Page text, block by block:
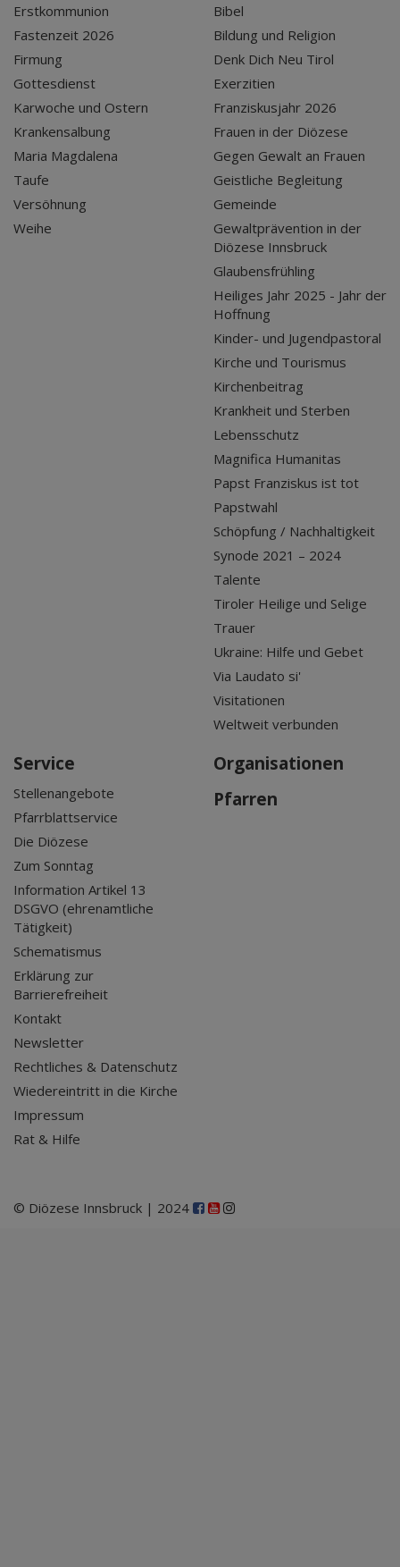
Erstkommunion
Fastenzeit 2026
Firmung
Gottesdienst
Karwoche und Ostern
Krankensalbung
Maria Magdalena
Taufe
Versöhnung
Weihe
Bibel
Bildung und Religion
Denk Dich Neu Tirol
Exerzitien
Franziskusjahr 2026
Frauen in der Diözese
Gegen Gewalt an Frauen
Geistliche Begleitung
Gemeinde
Gewaltprävention in der
Diözese Innsbruck
Glaubensfrühling
Heiliges Jahr 2025 - Jahr der
Hoffnung
Kinder- und Jugendpastoral
Kirche und Tourismus
Kirchenbeitrag
Krankheit und Sterben
Lebensschutz
Magnifica Humanitas
Papst Franziskus ist tot
Papstwahl
Schöpfung / Nachhaltigkeit
Synode 2021 – 2024
Talente
Tiroler Heilige und Selige
Trauer
Ukraine: Hilfe und Gebet
Via Laudato si'
Visitationen
Weltweit verbunden
Service
Stellenangebote
Pfarrblattservice
Die Diözese
Zum Sonntag
Information Artikel 13
DSGVO (ehrenamtliche
Tätigkeit)
Schematismus
Erklärung zur
Barrierefreiheit
Kontakt
Newsletter
Rechtliches & Datenschutz
Wiedereintritt in die Kirche
Impressum
Rat & Hilfe
Organisationen
Pfarren
© Diözese Innsbruck | 2024